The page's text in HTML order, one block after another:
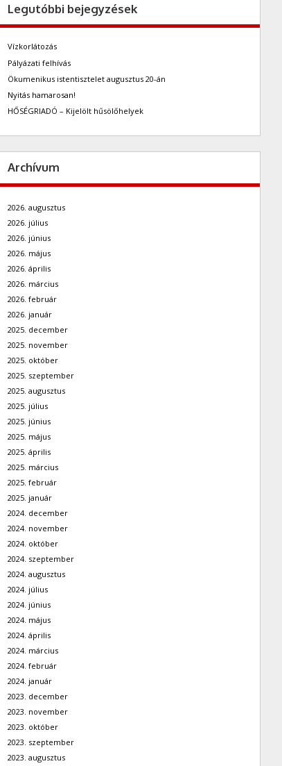
Legutóbbi bejegyzések
Vízkorlátozás
Pályázati felhívás
Ökumenikus istentisztelet augusztus 20-án
Nyitás hamarosan!
HŐSÉGRIADÓ – Kijelölt hűsölőhelyek
Archívum
2026. augusztus
2026. július
2026. június
2026. május
2026. április
2026. március
2026. február
2026. január
2025. december
2025. november
2025. október
2025. szeptember
2025. augusztus
2025. július
2025. június
2025. május
2025. április
2025. március
2025. február
2025. január
2024. december
2024. november
2024. október
2024. szeptember
2024. augusztus
2024. július
2024. június
2024. május
2024. április
2024. március
2024. február
2024. január
2023. december
2023. november
2023. október
2023. szeptember
2023. augusztus